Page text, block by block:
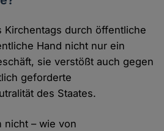
Kirchentags durch öffentliche
Hand nicht nur ein
sie verstößt auch gegen
geforderte
des Staates.
nicht – wie von